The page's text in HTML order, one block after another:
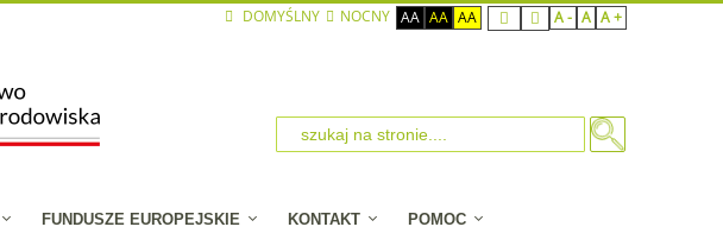
DOMYŚLNY NOCNY AA AA AA A - A A +
FUNDUSZE EUROPEJSKIE KONTAKT POMOC